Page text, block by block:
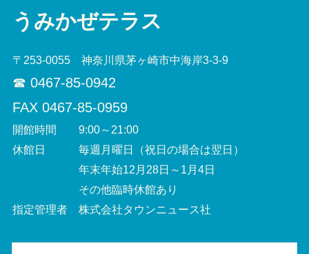
うみかぜテラス
〒253-0055 神奈川県茅ヶ崎市中海岸3-3-9
☎︎ 0467-85-0942
FAX 0467-85-0959
開館時間 9:00～21:00
休館日 毎週月曜日（祝日の場合は翌日）
年末年始12月28日～1月4日
その他臨時休館あり
指定管理者 株式会社タウンニュース社